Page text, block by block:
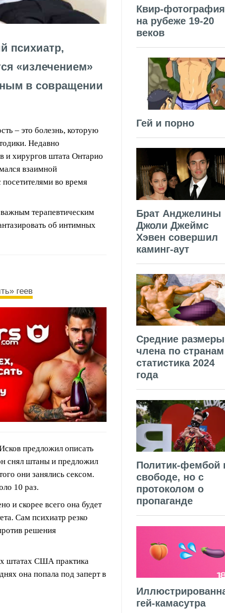
психиатр,
«излечением»
в совращении
– это болезнь, которую
Недавно
и хирургов штата Онтарио
взаимной
во время
терапевтическим
об интимных
геев
предложил описать
снял штаны и предложил
они занялись сексом.
10 раз.
и скорее всего она будет
Сам психиатр резко
решения
штатах США практика
она попала под заперт в
Квир-фотография
на рубеже 19-20
веков
Гей и порно
Брат Анджелины
Джоли Джеймс
Хэвен совершил
каминг-аут
Средние размеры
члена по
статистика 2024
года
Политик-фембой
свободе, но с
протоколом о
пропаганде
гей-камасутра